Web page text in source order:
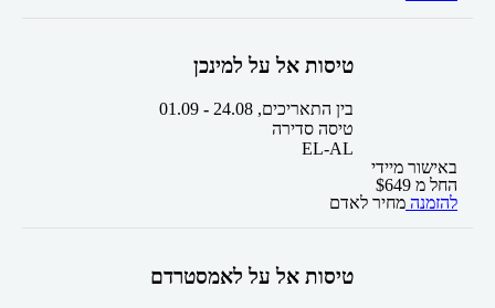
טיסות אל על למינכן
בין התאריכים, -
01.09
טיסה סדירה
EL-AL
באישור מיידי
החל מ
$649
להזמנה מחיר לאדם
טיסות אל על לאמסטרדם